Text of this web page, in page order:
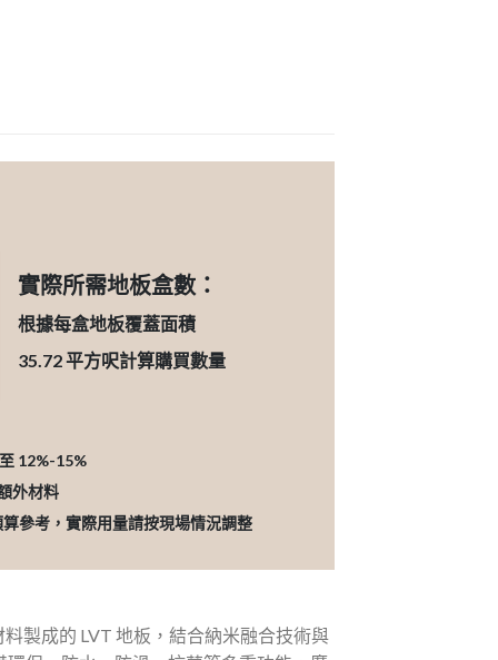
實際所需地板盒數：
根據每盒地板覆蓋面積
35.72平方呎計算購買數量
12%-15%
外材料
參考，實際用量請按現場情況調整
製成的 LVT 地板，結合納米融合技術與